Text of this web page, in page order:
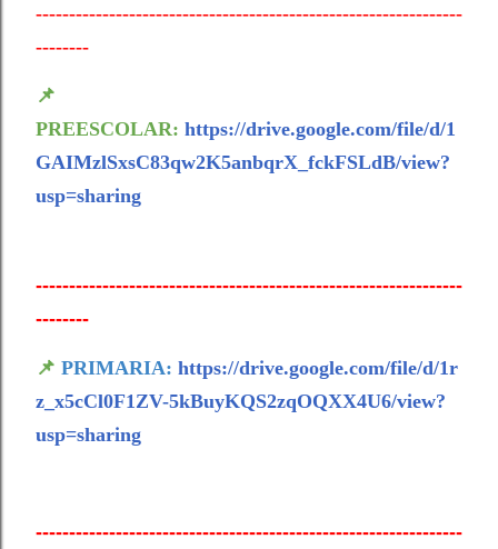
----------------------------------------------------------------
--------
📌
PREESCOLAR: https://drive.google.com/file/d/1
GAIMzlSxsC83qw2K5anbqrX_fckFSLdB/view?
usp=sharing
----------------------------------------------------------------
--------
📌 PRIMARIA: https://drive.google.com/file/d/1r
z_x5cCl0F1ZV-5kBuyKQS2zqOQXX4U6/view?
usp=sharing
----------------------------------------------------------------